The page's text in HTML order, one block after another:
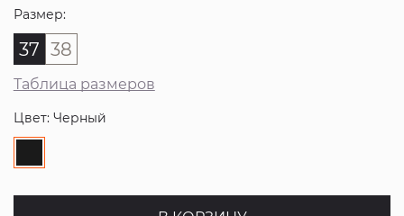
Размер:
37 38
Таблица размеров
Цвет: Черный